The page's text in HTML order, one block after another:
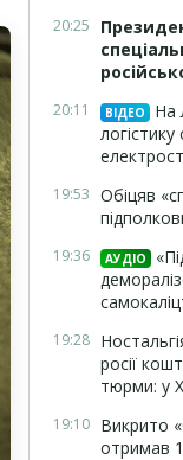
20:25
20:11 ВІДЕО
На
19:53 Обіцяв
19:36 АУДІО
19:28
росії
тюрми: у
19:10 Викрито
отримав